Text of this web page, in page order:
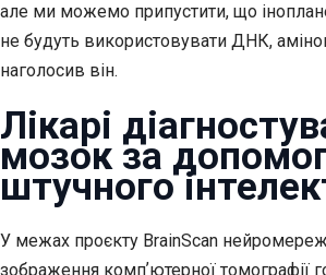
але ми можемо припустити, що
не будуть використовувати ДНК,
наголосив він.
Лікарі
мозок за
штучного
У межах проєкту BrainScan
зображення компʼютерної томографії